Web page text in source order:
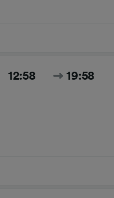
12:58 19:58